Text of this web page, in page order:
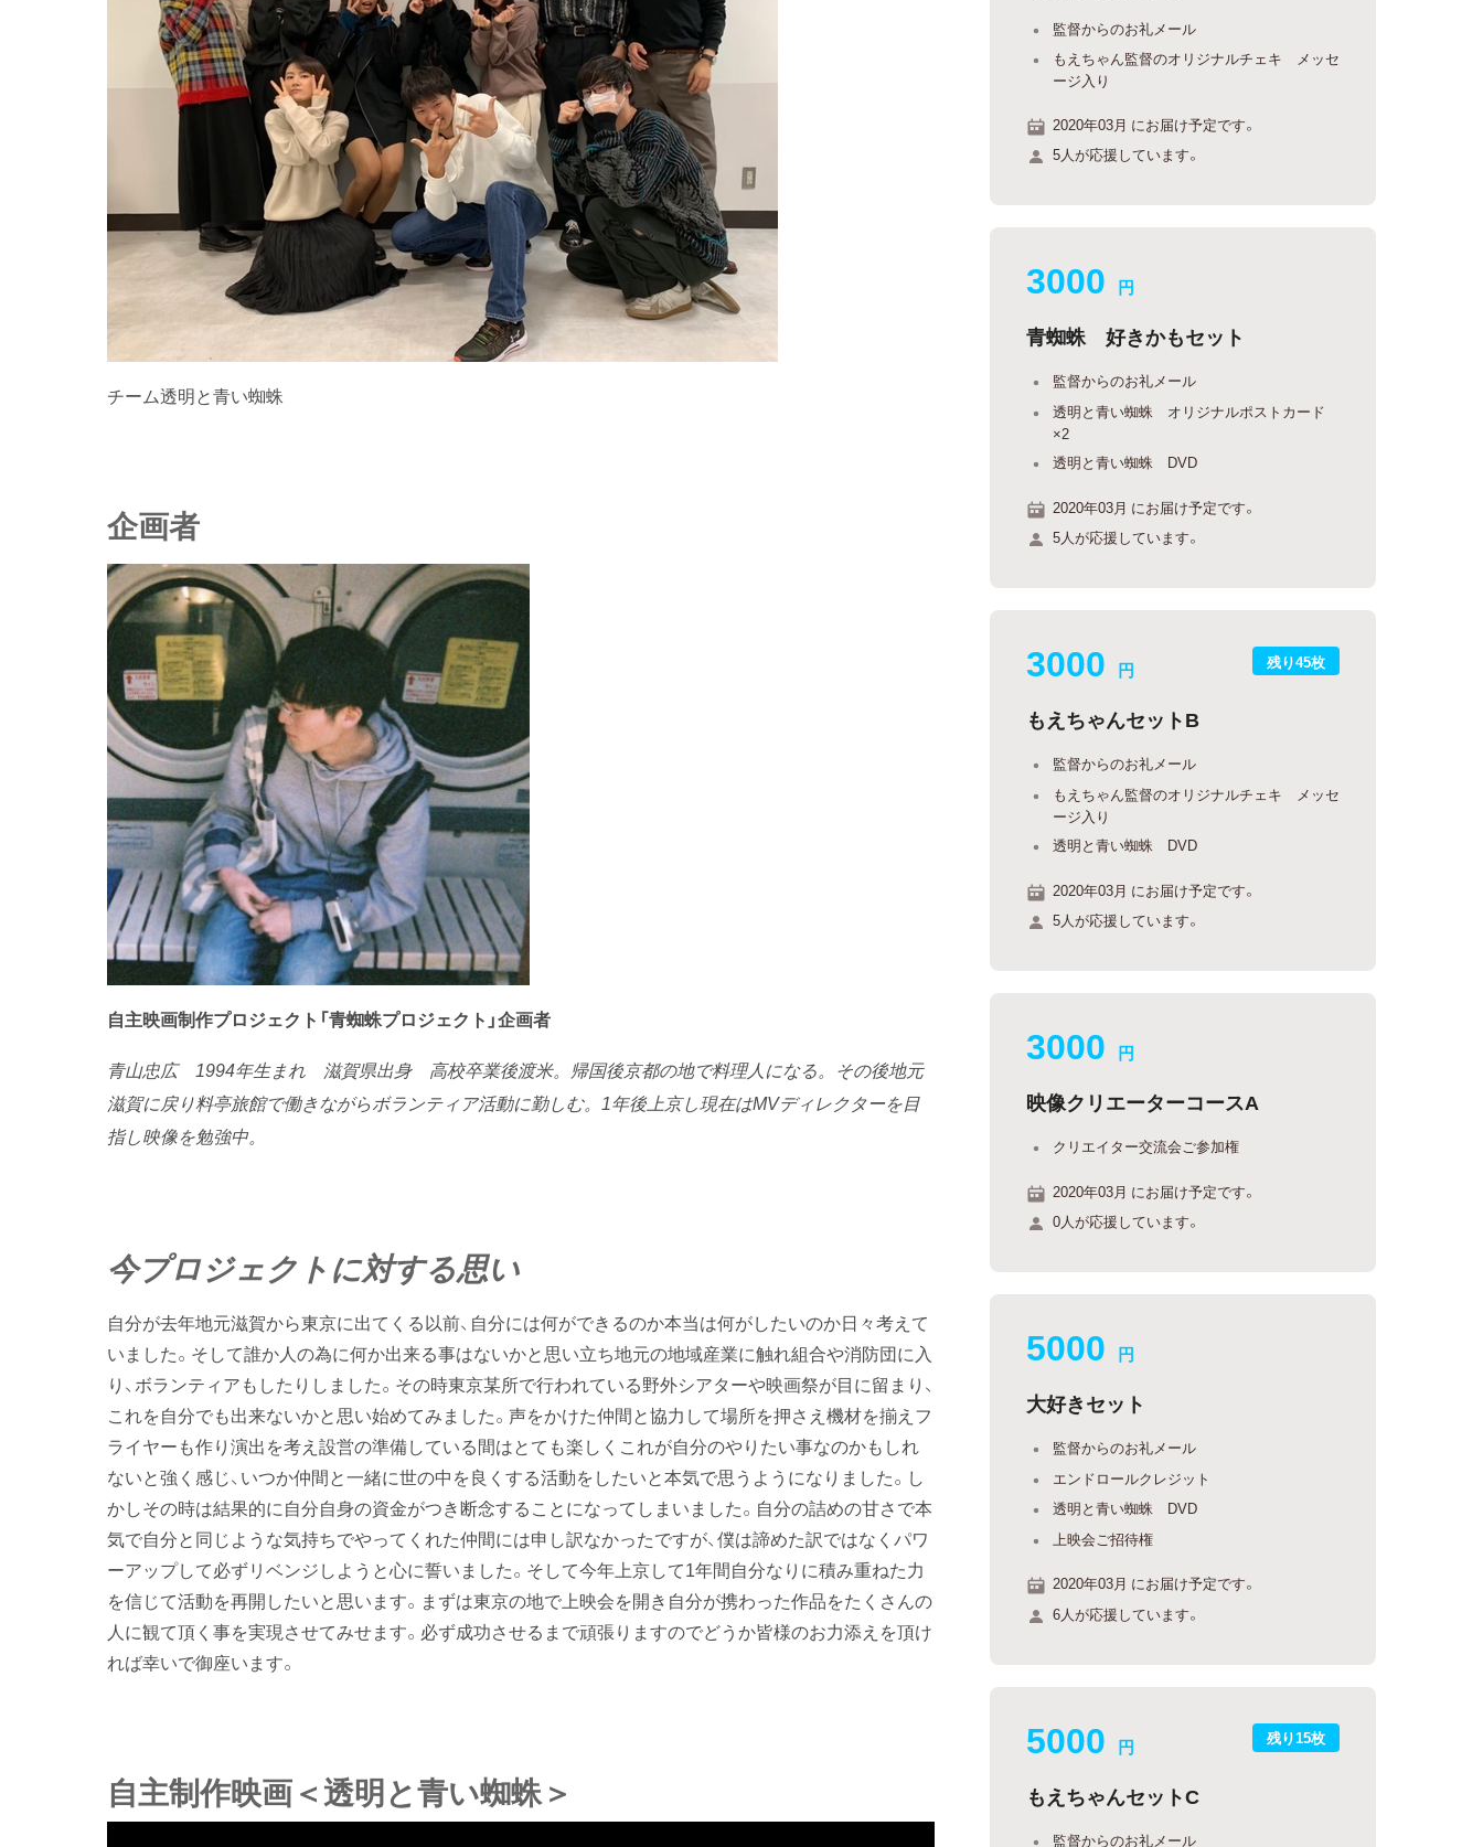
チーム透明と青い蜘蛛
企画者
自主映画制作プロジェクト「青蜘蛛プロジェクト」企画者
青山忠広
1994年生まれ 滋賀県出身 高校卒業後渡米。帰国後京都の地で料理人になる。その後地元
滋賀に戻り料亭旅館で働きながらボランティア活動に勤しむ。1年後上京し現在はMVディレクターを目
指し映像を勉強中。
今プロジェクトに対する思い
自分が去年地元滋賀から東京に出てくる以前、自分には何ができるのか本当は何がしたいのか日々考えて
いました。そして誰か人の為に何か出来る事はないかと思い立ち地元の地域産業に触れ組合や消防団に入
り、ボランティアもしたりしました。その時東京某所で行われている野外シアターや映画祭が目に留まり、
これを自分でも出来ないかと思い始めてみました。声をかけた仲間と協力して場所を押さえ機材を揃えフ
ライヤーも作り演出を考え設営の準備している間はとても楽しくこれが自分のやりたい事なのかもしれ
ないと強く感じ、いつか仲間と一緒に世の中を良くする活動をしたいと本気で思うようになりました。し
かしその時は結果的に自分自身の資金がつき断念することになってしまいました。自分の詰めの甘さで本
気で自分と同じような気持ちでやってくれた仲間には申し訳なかったですが、僕は諦めた訳ではなくパワ
ーアップして必ずリベンジしようと心に誓いました。そして今年上京して1年間自分なりに積み重ねた力
を信じて活動を再開したいと思います。まずは東京の地で上映会を開き自分が携わった作品をたくさんの
人に観て頂く事を実現させてみせます。必ず成功させるまで頑張りますのでどうか皆様のお力添えを頂け
れば幸いで御座います。
自主制作映画＜透明と青い蜘蛛＞
監督からのお礼メール
もえちゃん監督のオリジナルチェキ メッセ
ージ入り
2020年03月 にお届け予定です。
5人が応援しています。
3000 円
青蜘蛛 好きかもセット
監督からのお礼メール
透明と青い蜘蛛 オリジナルポストカード
×2
透明と青い蜘蛛 DVD
2020年03月 にお届け予定です。
5人が応援しています。
残り45枚
3000 円
もえちゃんセットB
監督からのお礼メール
もえちゃん監督のオリジナルチェキ メッセ
ージ入り
透明と青い蜘蛛 DVD
2020年03月 にお届け予定です。
5人が応援しています。
3000 円
映像クリエーターコースA
クリエイター交流会ご参加権
2020年03月 にお届け予定です。
0人が応援しています。
5000 円
大好きセット
監督からのお礼メール
エンドロールクレジット
透明と青い蜘蛛 DVD
上映会ご招待権
2020年03月 にお届け予定です。
6人が応援しています。
残り15枚
5000 円
もえちゃんセットC
監督からのお礼メール